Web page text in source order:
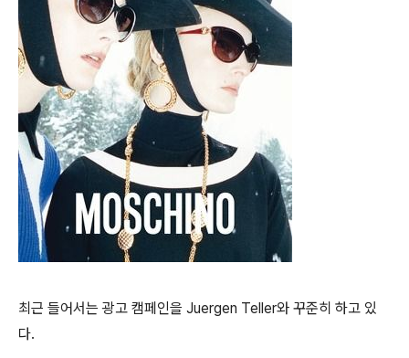
최근 들어서는 광고 캠페인을 Juergen Teller와 꾸준히 하고 있
다.